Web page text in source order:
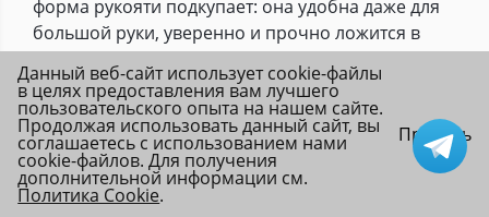
Главная
форма рукояти подкупает: она удобна даже для
большой руки, уверенно и прочно ложится в
любую ладонь. А полноценная гарда не дает
соскользнуть пальцам при резах от себя.
Монтаж клинка сквозной, неразборный. На
навершии рукояти имеется отверстие под
темляк. Отличный выбор для большинства видов
работы в лесу.
Данный веб-сайт использует cookie-файлы
в целях предоставления вам лучшего
пользовательского опыта на нашем сайте.
Продолжая использовать данный сайт, вы
соглашаетесь с использованием нами
cookie-файлов. Для получения
дополнительной информации см.
Политика Cookie.
Принять